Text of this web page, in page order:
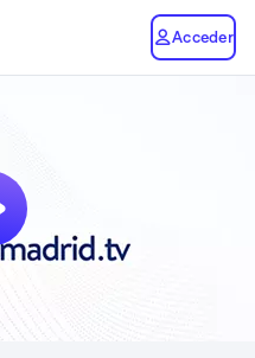
Acceder